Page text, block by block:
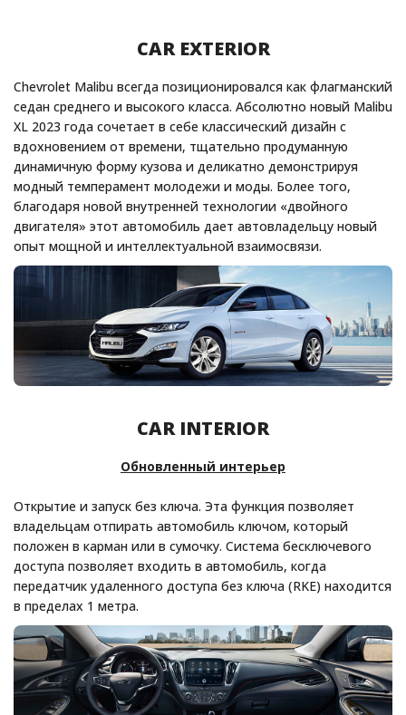
CAR EXTERIOR
Chevrolet Malibu всегда позиционировался как флагманский
седан среднего и высокого класса. Абсолютно новый Malibu
XL 2023 года сочетает в себе классический дизайн с
вдохновением от времени, тщательно продуманную
динамичную форму кузова и деликатно демонстрируя
модный темперамент молодежи и моды. Более того,
благодаря новой внутренней технологии «двойного
двигателя» этот автомобиль дает автовладельцу новый
опыт мощной и интеллектуальной взаимосвязи.
CAR INTERIOR
Обновленный интерьер
Открытие и запуск без ключа. Эта функция позволяет
владельцам отпирать автомобиль ключом, который
положен в карман или в сумочку. Система бесключевого
доступа позволяет входить в автомобиль, когда
передатчик удаленного доступа без ключа (RKE) находится
в пределах 1 метра.